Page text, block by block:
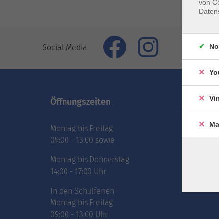
Social Media
Öffnungszeiten
Montag bis Freitag
09:00 - 13:00 sowie
Montag bis Donnerstag
14:00 - 17:00 Uhr
In den Schulferien
Montag bis Freitag
09:00 - 13:00 Uhr
von